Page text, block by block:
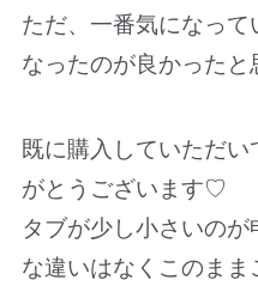
ただ、一番気になって
なったのが良かったと
既に購入していただ
がとうございます♡
タブが少し小さいの
な違いはなくこのまま